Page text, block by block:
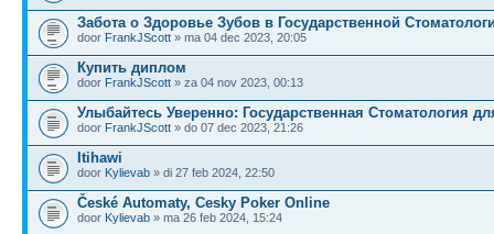
Забота о Здоровье Зубов в Государственной
door FrankJScott » ma 04 dec 2023, 20:05
Купить диплом
door FrankJScott » za 04 nov 2023, 00:13
Улыбайтесь Уверенно: Государственная Стоматология
door FrankJScott » do 07 dec 2023, 21:26
Itihawi
door Kylievab » di 27 feb 2024, 22:50
České Automaty, Cesky Poker Online
door Kylievab » ma 26 feb 2024, 15:24